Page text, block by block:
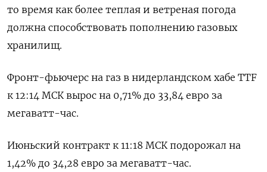
то время как более теплая и ветреная погода
должна способствовать пополнению газовых
хранилищ.
Фронт-фьючерс на газ в нидерландском хабе TTF
к 12:14 МСК вырос на 0,71% до 33,84 евро за
мегаватт-час.
Июньский контракт к 11:18 МСК подорожал на
1,42% до 34,28 евро за мегаватт-час.